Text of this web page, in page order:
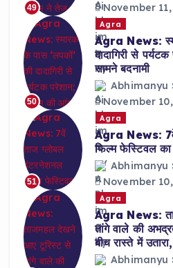
49
November 11,
50
Agra
Agra News:
दादागिरी से
सामने बदनामी
Abhimanyu
November
51
Agra
Agra News:
फिल्म फेस्टिवल का
Abhimanyu
November
Agra
Agra News:
तांगे वाले की
बीच रास्ते में
Abhimanyu